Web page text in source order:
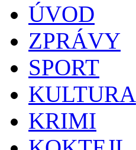
ÚVOD
ZPRÁVY
SPORT
KULTURA
KRIMI